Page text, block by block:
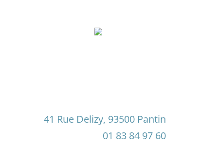
41 Rue Delizy, 93500 Pantin
01 83 84 97 60